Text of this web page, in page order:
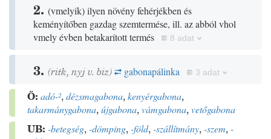
2. (vmelyik)ilyen növény fehérjékben és
keményítőben gazdag szemtermése, ill. az abból vhol
vmely évben betakarított termés
8 adat
3. (ritk, nyjv. biz) gabonapálinka 3 adat
Ö: adó-²,dézsmagabona,kenyérgabona,
takarmánygabona,újgabona,vámgabona,vetőgabona
UB: -betegség, -dömping, -föld, -szállítmány, -szem, -